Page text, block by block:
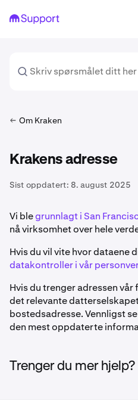
Om Kraken
Krakens adresse
Sist oppdatert: 8. august 2025
Vi blegrunnlagt i San
nå virksomhet over hele
Hvis du vil vite hvor dataene
datakontroller i vår
Hvis du trenger adressen
det relevante
bostedsadresse. Vennligst
den mest oppdaterte
Trenger du mer hjelp?